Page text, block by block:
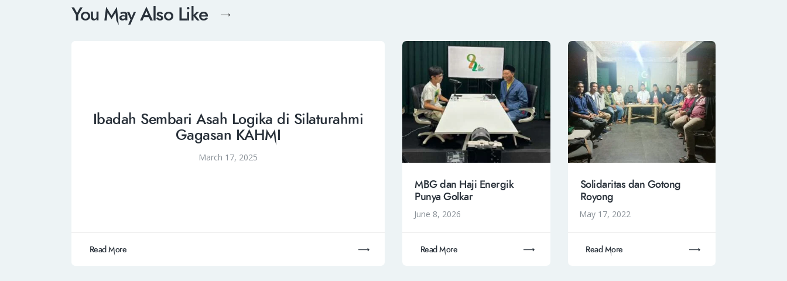
You May Also Like
Ibadah Sembari Asah Logika di Silaturahmi
Gagasan KAHMI
March 17, 2025
Read More
MBG dan Haji Energik
Punya Golkar
June 8, 2026
Read More
Solidaritas dan Gotong
Royong
May 17, 2022
Read More